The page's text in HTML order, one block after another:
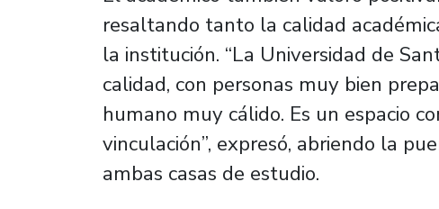
resaltando tanto la calidad
la institución. “La Universidad de
calidad, con personas muy bien
humano muy cálido. Es un espacio
vinculación”, expresó, abriendo la
ambas casas de estudio.